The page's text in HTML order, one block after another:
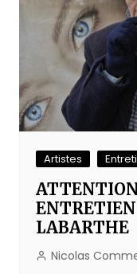
Artistes
ENTRETIEN
LABARTHE
Nicolas